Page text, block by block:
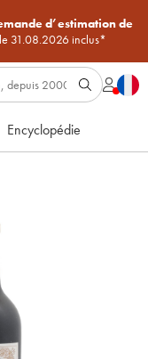
d’estimation de
31.08.2026 inclus*
Encyclopédie